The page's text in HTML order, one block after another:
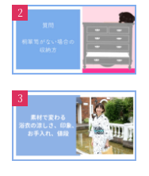
2
3